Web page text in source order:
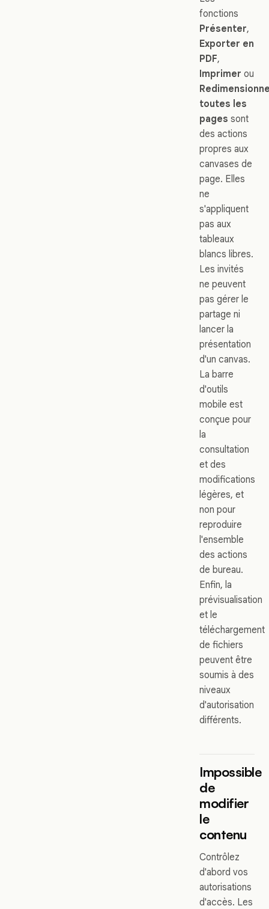
fonctions
Présenter,
Exporter en
PDF,
Imprimer ou
toutes les
pages sont
des actions
propres aux
canvases de
page. Elles
ne
s'appliquent
pas aux
tableaux
blancs libres.
Les invités
ne peuvent
pas gérer le
partage ni
lancer la
présentation
d'un canvas.
La barre
d'outils
mobile est
conçue pour
la
consultation
et des
modifications
légères, et
non pour
reproduire
l'ensemble
des actions
de bureau.
Enfin, la
prévisualisation
et le
téléchargement
de fichiers
peuvent être
soumis à des
niveaux
d'autorisation
différents.
Impossible
de
modifier
le
contenu
Contrôlez
d'abord vos
autorisations
d'accès. Les